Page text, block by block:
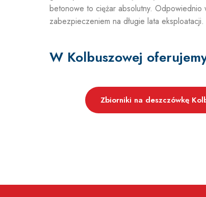
betonowe to ciężar absolutny. Odpowiednio
zabezpieczeniem na długie lata eksploatacji.
W Kolbuszowej
Zbiorniki na deszczówkę